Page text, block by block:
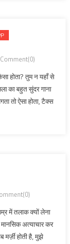
Comment(0)
होता? तुम न यहाँ से
का बहुत सुंदर गाना
तो ऐसा होता, टैक्स
में तलाक क्यों लेना
अत्याचार कर
होती है, मुझे